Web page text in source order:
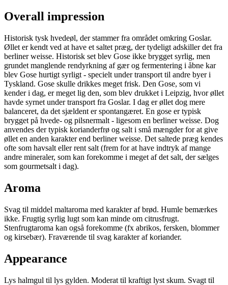
Overall impression
Historisk tysk hvedeøl, der stammer fra området omkring Goslar.
Øllet er kendt ved at have et saltet præg, der tydeligt adskiller det fra
berliner weisse. Historisk set blev Gose ikke brygget syrlig, men
grundet manglende rendyrkning af gær og fermentering i åbne kar
blev Gose hurtigt syrligt - specielt under transport til andre byer i
Tyskland. Gose skulle drikkes meget frisk. Den Gose, som vi
kender i dag, er meget lig den, som blev drukket i Leipzig, hvor øllet
havde syrnet under transport fra Goslar. I dag er øllet dog mere
balanceret, da det sjældent er spontangæret. En gose er typisk
brygget på hvede- og pilsnermalt - ligesom en berliner weisse. Dog
anvendes der typisk korianderfrø og salt i små mængder for at give
øllet en anden karakter end berliner weisse. Det saltede præg kendes
ofte som havsalt eller rent salt (frem for at have indtryk af mange
andre mineraler, som kan forekomme i meget af det salt, der sælges
som gourmetsalt i dag).
Aroma
Svag til middel maltaroma med karakter af brød. Humle bemærkes
ikke. Frugtig syrlig lugt som kan minde om citrusfrugt.
Stenfrugtaroma kan også forekomme (fx abrikos, fersken, blommer
og kirsebær). Fraværende til svag karakter af koriander.
Appearance
Lys halmgul til lys gylden. Moderat til kraftigt lyst skum. Svagt til